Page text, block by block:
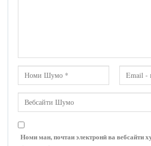
Номи ман, почтаи электронӣ ва вебсайти